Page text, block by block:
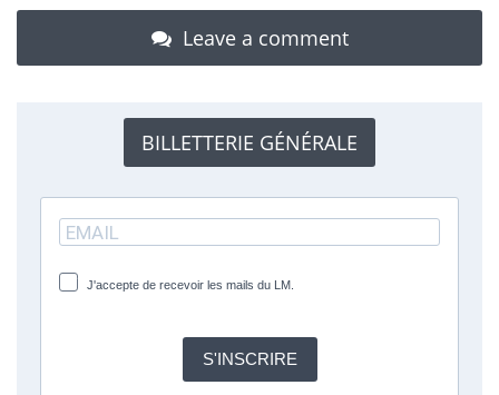
Leave a comment
BILLETTERIE GÉNÉRALE
J'accepte de recevoir les mails du LM.
S'INSCRIRE